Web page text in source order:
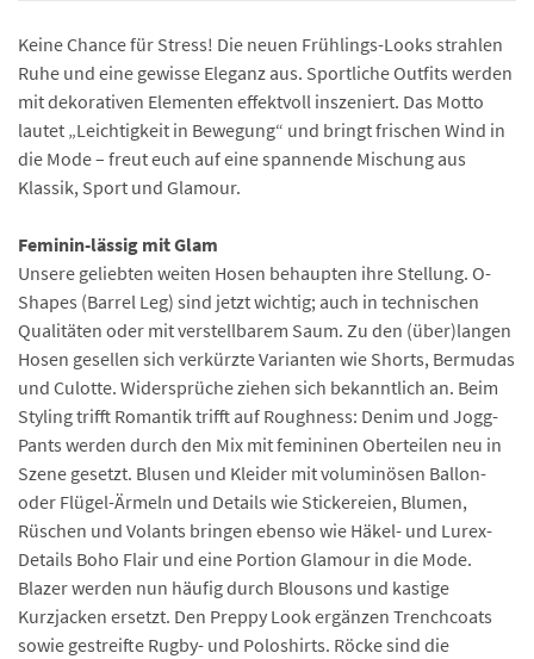
Keine Chance für Stress! Die neuen Frühlings-Looks strahlen
Ruhe und eine gewisse Eleganz aus. Sportliche Outfits werden
mit dekorativen Elementen effektvoll inszeniert. Das Motto
lautet „Leichtigkeit in Bewegung“ und bringt frischen Wind in
die Mode – freut euch auf eine spannende Mischung aus
Klassik, Sport und Glamour.
Feminin-lässig mit Glam
Unsere geliebten weiten Hosen behaupten ihre Stellung. O-
Shapes (Barrel Leg) sind jetzt wichtig; auch in technischen
Qualitäten oder mit verstellbarem Saum. Zu den (über)langen
Hosen gesellen sich verkürzte Varianten wie Shorts, Bermudas
und Culotte. Widersprüche ziehen sich bekanntlich an. Beim
Styling trifft Romantik trifft auf Roughness: Denim und Jogg-
Pants werden durch den Mix mit femininen Oberteilen neu in
Szene gesetzt. Blusen und Kleider mit voluminösen Ballon-
oder Flügel-Ärmeln und Details wie Stickereien, Blumen,
Rüschen und Volants bringen ebenso wie Häkel- und Lurex-
Details Boho Flair und eine Portion Glamour in die Mode.
Blazer werden nun häufig durch Blousons und kastige
Kurzjacken ersetzt. Den Preppy Look ergänzen Trenchcoats
sowie gestreifte Rugby- und Poloshirts. Röcke sind die